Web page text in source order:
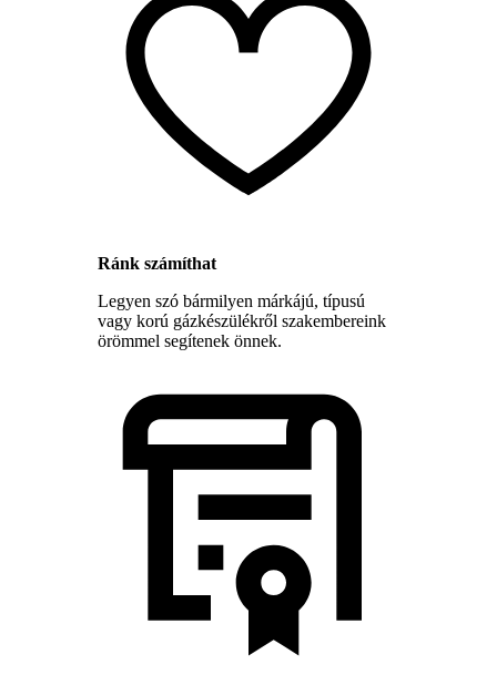
Ránk számíthat
Legyen szó bármilyen márkájú, típusú
vagy korú gázkészülékről szakembereink
örömmel segítenek önnek.